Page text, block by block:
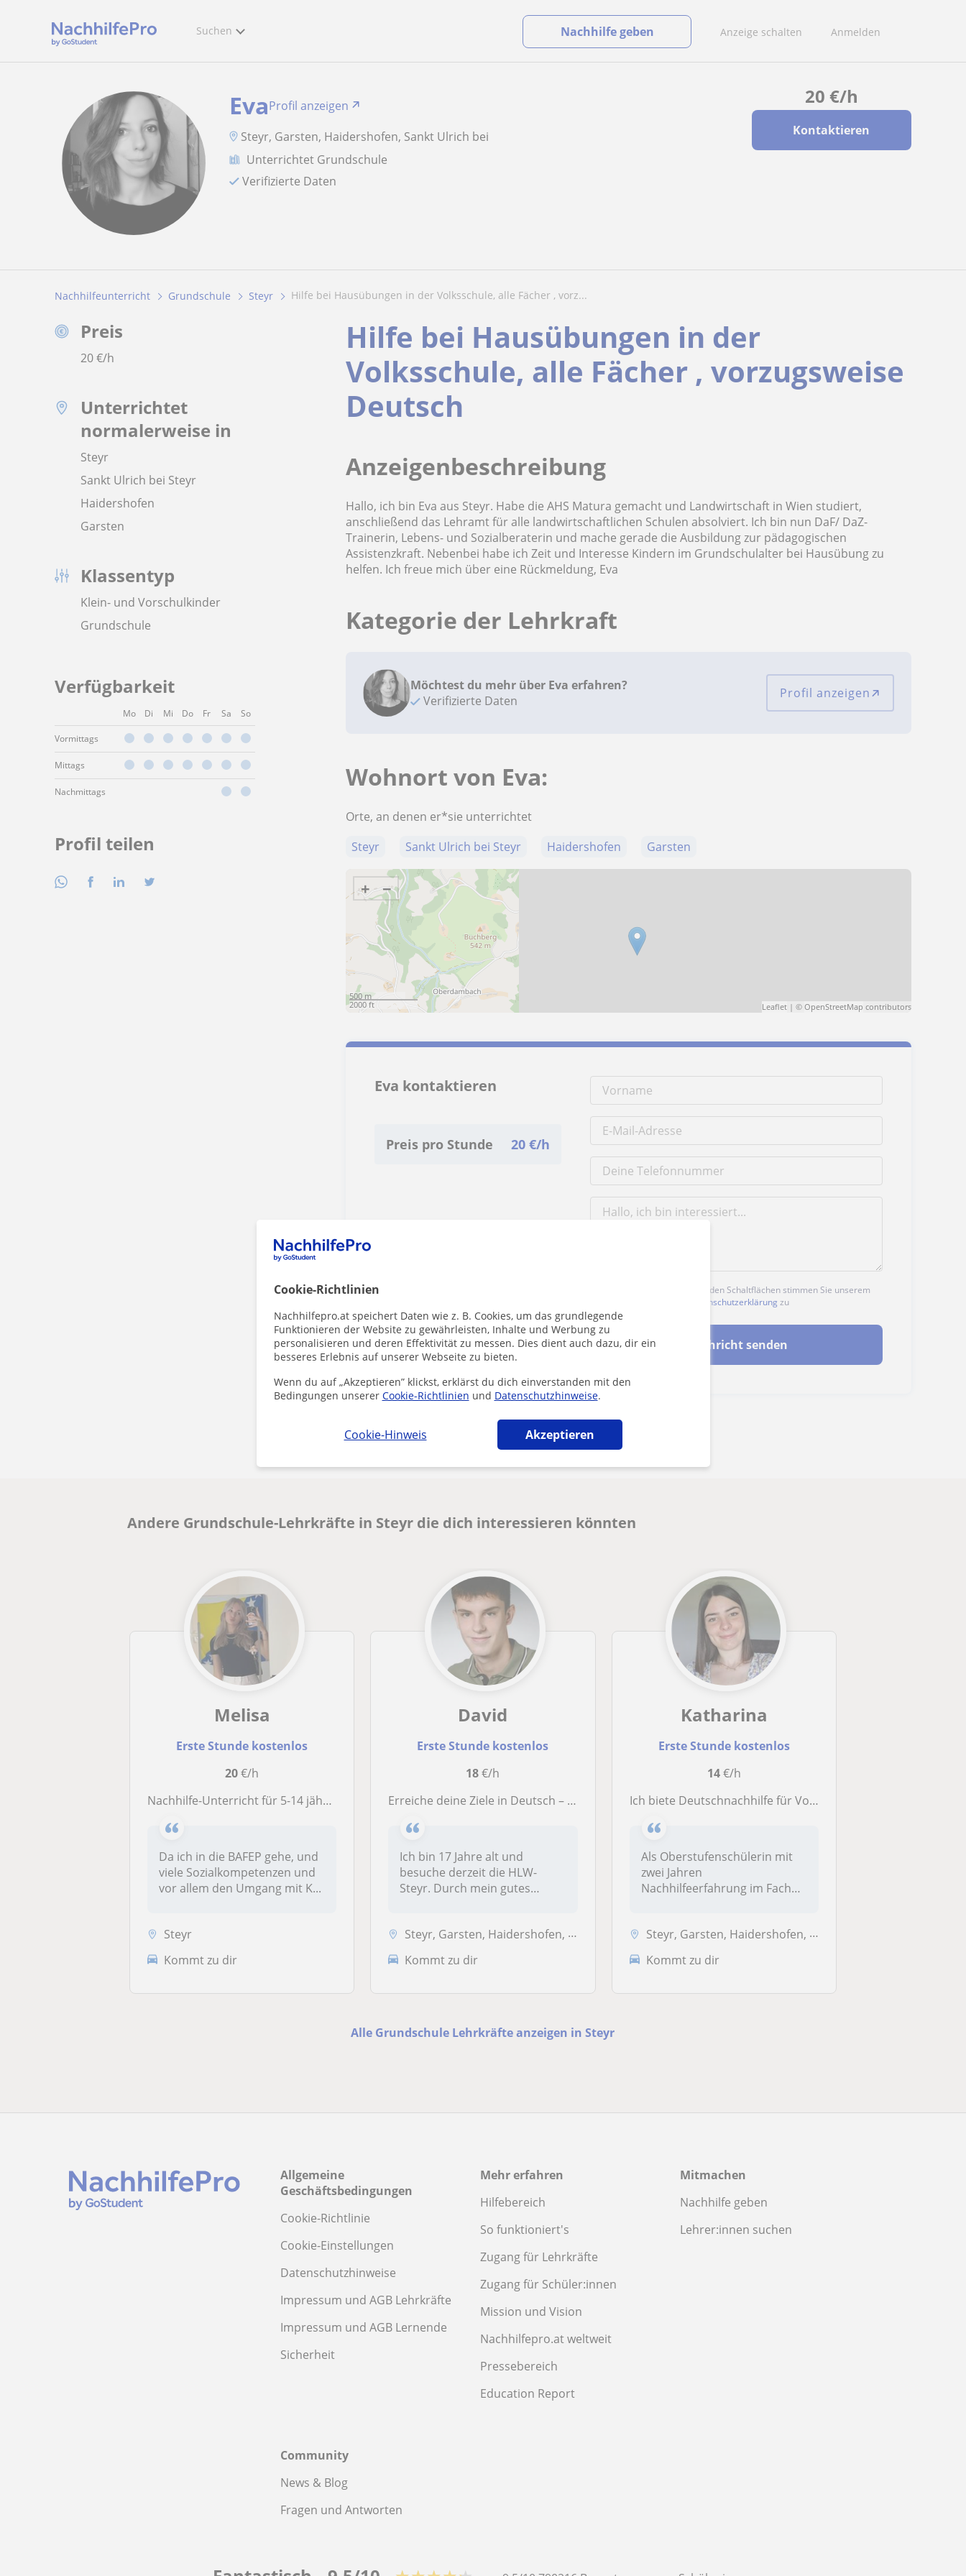
Cookie-Richtlinien
Nachhilfepro.at speichert Daten wie z. B. Cookies, um das grundlegende
Funktionieren der Website zu gewährleisten, Inhalte und Werbung zu
personalisieren und deren Effektivität zu messen. Dies dient auch dazu, dir ein
besseres Erlebnis auf unserer Webseite zu bieten.
Wenn du auf „Akzeptieren” klickst, erklärst du dich einverstanden mit den
Bedingungen unserer Cookie-Richtlinien und Datenschutzhinweise.
Cookie-Hinweis Akzeptieren
Suchen Anzeige schalten Anmelden
Nachhilfe geben
20 €/h
Kontaktieren
EvaProfil anzeigen
Steyr, Garsten, Haidershofen, Sankt Ulrich bei
Unterrichtet Grundschule
Verifizierte Daten
Nachhilfeunterricht Grundschule Steyr Hilfe bei Hausübungen in der Volksschule, alle Fächer , vorz...
Preis
20€/h
Unterrichtet
normalerweise in
Steyr
Sankt Ulrich bei Steyr
Haidershofen
Garsten
Klassentyp
Klein- und Vorschulkinder
Grundschule
Verfügbarkeit
Mo Di Mi Do Fr Sa So
Vormittags
Mittags
Nachmittags
Profil teilen
Hilfe bei Hausübungen in der
Volksschule, alle Fächer , vorzugsweise
Deutsch
Anzeigenbeschreibung
Hallo, ich bin Eva aus Steyr. Habe die AHS Matura gemacht und Landwirtschaft in Wien studiert,
anschließend das Lehramt für alle landwirtschaftlichen Schulen absolviert. Ich bin nun DaF/ DaZ-
Trainerin, Lebens- und Sozialberaterin und mache gerade die Ausbildung zur pädagogischen
Assistenzkraft. Nebenbei habe ich Zeit und Interesse Kindern im Grundschulalter bei Hausübung zu
helfen. Ich freue mich über eine Rückmeldung, Eva
Kategorie der Lehrkraft
Möchtest du mehr über Eva erfahren?
Verifizierte Daten
Profil anzeigen
Wohnort von Eva:
Orte, an denen er*sie unterrichtet
Steyr
Sankt Ulrich bei Steyr Haidershofen Garsten
+ −
500 m
2000 ft
Leaflet| © OpenStreetMap contributors
Eva kontaktieren
Preis pro Stunde 20 €/h
Durch Klicken auf eine der beiden Schaltflächen stimmen Sie unserem
Datenschutzerklärung zu
Nachricht senden
Enthält dieses Profil einen Fehler?Melden
Andere Grundschule-Lehrkräfte in Steyr die dich interessieren könnten
Melisa
Erste Stunde kostenlos
20€/h
Nachhilfe-Unterricht für 5-14 jährige Kinder! Vor allem für Volkschüler*innen und Hauptschüler*inmen
Da ich in die BAFEP gehe, und
viele Sozialkompetenzen und
vor allem den Umgang mit K...
Steyr
Kommt zu dir
David
Erste Stunde kostenlos
18€/h
Erreiche deine Ziele in Deutsch – Mit individueller Nachhilfe zum Erfolg!
Ich bin 17 Jahre alt und
besuche derzeit die HLW-
Steyr. Durch mein gutes
Steyr, Garsten, Haidershofen, Sankt Ulrich bei
Kommt zu dir
Katharina
Erste Stunde kostenlos
14€/h
Ich biete Deutschnachhilfe für Volkschüler und Unterstufenschüler an
Als Oberstufenschülerin mit
zwei Jahren
Nachhilfeerfahrung im Fach
Steyr, Garsten, Haidershofen, Sankt Ulrich bei
Kommt zu dir
Alle Grundschule Lehrkräfte anzeigen in Steyr
Allgemeine
Geschäftsbedingungen
Cookie-Richtlinie
Cookie-Einstellungen
Datenschutzhinweise
Impressum und AGB Lehrkräfte
Impressum und AGB Lernende
Sicherheit
Mehr erfahren
Hilfebereich
So funktioniert's
Zugang für Lehrkräfte
Zugang für Schüler:innen
Mission und Vision
Nachhilfepro.at weltweit
Pressebereich
Education Report
Mitmachen
Nachhilfe geben
Lehrer:innen suchen
Community
News & Blog
Fragen und Antworten